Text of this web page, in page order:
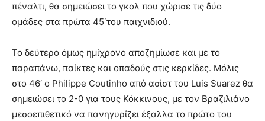
πέναλτι, θα σημειώσει το γκολ που χώρισε τις δύο
ομάδες στα πρώτα 45΄του παιχνιδιού.
Το δεύτερο όμως ημίχρονο αποζημίωσε και με το
παραπάνω, παίκτες και οπαδούς στις κερκίδες. Μόλις
στο 46′ ο Philippe Coutinho από ασίστ του Luis Suarez θα
σημειώσει το 2-0 για τους Κόκκινους, με τον Βραζιλιάνο
μεσοεπιθετικό να πανηγυρίζει έξαλλα το πρώτο του